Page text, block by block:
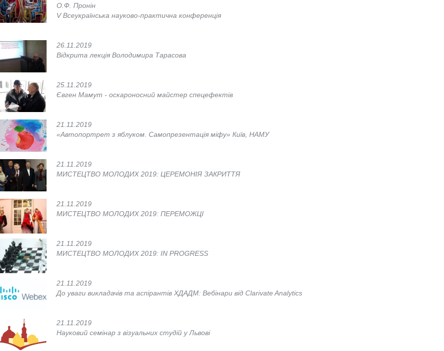
О.Ф. Пронін
V Всеукраїнська науково-практична конференція
26.11.2019
Відкрита лекція Володимира Тарасова
25.11.2019
Євген Мамут - оскароносний майстер спецефектів
21.11.2019
«Автопортрет з яблуком. Самопрезентація міфу» Київ, НАМУ
21.11.2019
МИСТЕЦТВО МОЛОДИХ 2019: ЦЕРЕМОНІЯ ЗАКРИТТЯ
21.11.2019
МИСТЕЦТВО МОЛОДИХ 2019: ПЕРЕМОЖЦІ
21.11.2019
МИСТЕЦТВО МОЛОДИХ 2019: IN PROGRESS
21.11.2019
До уваги викладачів та аспірантів ХДАДМ: Вебінари від Clarivate Analytics
21.11.2019
Науковий семінар з візуальних студій у Львові